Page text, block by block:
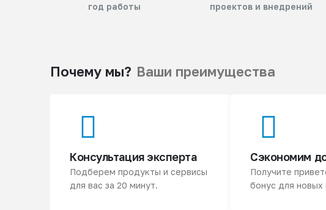
год работы проектов и внедрений
Почему мы? Ваши преимущества
Консультация эксперта
Подберем продукты и сервисы
для вас за 20 минут.
Сэкономим
Получите
бонус для новых